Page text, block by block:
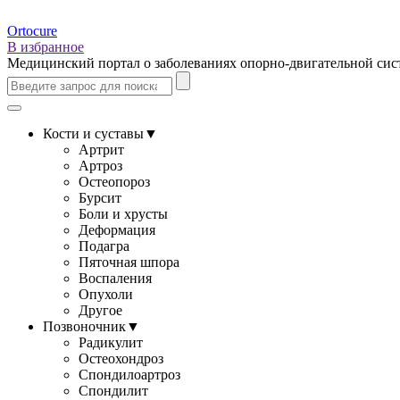
Ortocure
В избранное
Медицинский портал о заболеваниях опорно-двигательной
Кости и суставы▼
Артрит
Артроз
Остеопороз
Бурсит
Боли и хрусты
Деформация
Подагра
Пяточная шпора
Воспаления
Опухоли
Другое
Позвоночник▼
Радикулит
Остеохондроз
Спондилоартроз
Спондилит